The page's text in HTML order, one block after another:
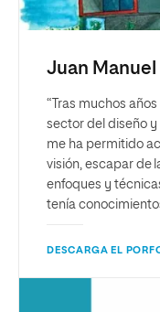
Juan Manuel
“Tras muchos
sector del diseño
me ha permitido
visión, escapar de
enfoques y
tenía
DESCARGA EL